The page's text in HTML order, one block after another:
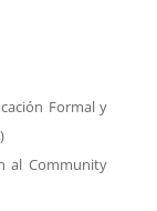
Formal y
al Community